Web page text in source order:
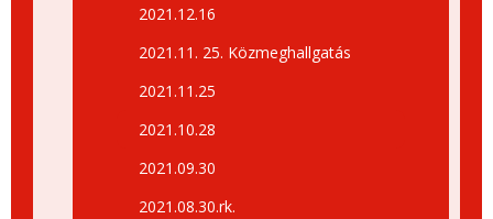
2021.12.16
2021.11. 25. Közmeghallgatás
2021.11.25
2021.10.28
2021.09.30
2021.08.30.rk.